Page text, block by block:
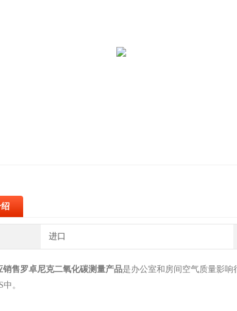
进口
销售罗卓尼克二氧化碳测量产品是办公室和房间空气质量影
。